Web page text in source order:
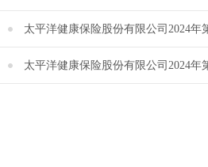
太平洋健康保险股份有限公司2024
太平洋健康保险股份有限公司2024